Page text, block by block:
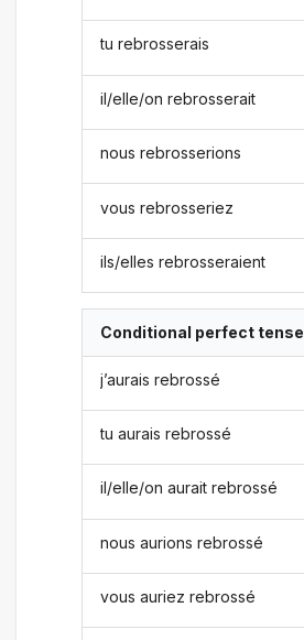
tu rebrosserais
il/elle/on rebrosserait
nous rebrosserions
vous rebrosseriez
ils/elles rebrosseraient
Conditional perfect tense
j’aurais rebrossé
tu aurais rebrossé
il/elle/on aurait rebrossé
nous aurions rebrossé
vous auriez rebrossé